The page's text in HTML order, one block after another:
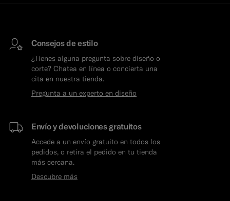
Consejos de estilo
¿Tienes alguna pregunta sobre diseño o
corte? Chatea en línea o concierta una
cita en nuestra tienda.
Pregunta a un experto en diseño
Envío y devoluciones gratuitos
Accede a un envío gratuito en todos los
pedidos, o retira el pedido en tu tienda
más cercana.
Descubre más